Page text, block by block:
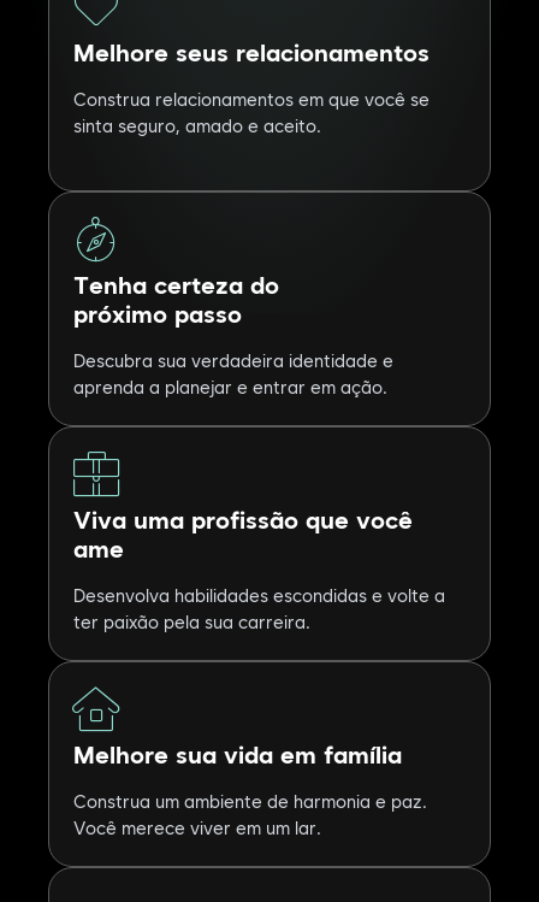
Melhore seus relacionamentos
Construa relacionamentos em que você se
sinta seguro, amado e aceito.
Tenha certeza do
próximo passo
Descubra sua verdadeira identidade e
aprenda a planejar e entrar em ação.
Viva uma profissão que você
ame
Desenvolva habilidades escondidas e volte a
ter paixão pela sua carreira.
Melhore sua vida em família
Construa um ambiente de harmonia e paz.
Você merece viver em um lar.